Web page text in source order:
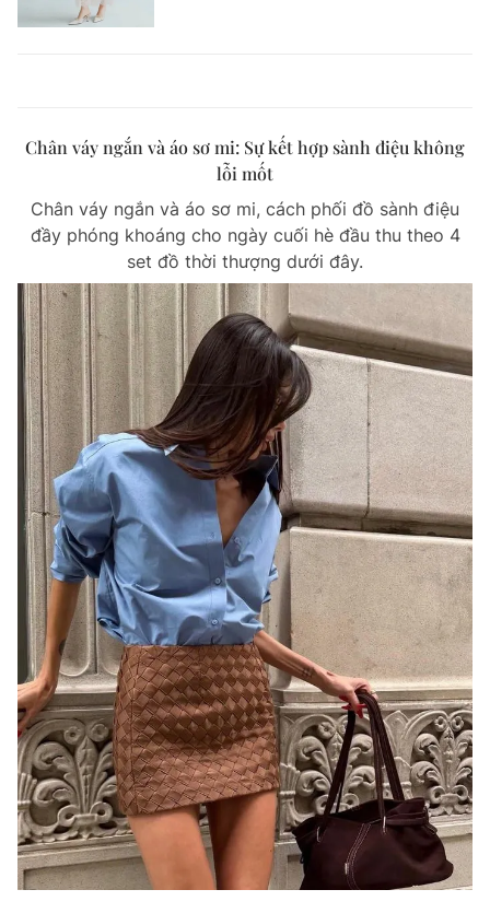
Chân váy ngắn và áo sơ mi: Sự kết hợp sành điệu không
lỗi mốt
Chân váy ngắn và áo sơ mi, cách phối đồ sành điệu
đầy phóng khoáng cho ngày cuối hè đầu thu theo 4
set đồ thời thượng dưới đây.